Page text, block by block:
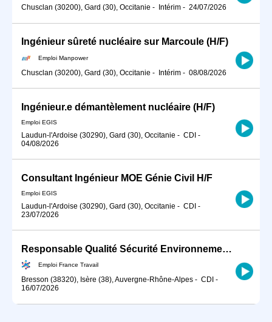
Chusclan (30200), Gard (30), Occitanie - Intérim - 24/07/2026
Ingénieur sûreté nucléaire sur Marcoule (H/F)
Emploi Manpower
Chusclan (30200), Gard (30), Occitanie - Intérim - 08/08/2026
Ingénieur.e démantèlement nucléaire (H/F)
Emploi EGIS
Laudun-l'Ardoise (30290), Gard (30), Occitanie - CDI -
04/08/2026
Consultant Ingénieur MOE Génie Civil H/F
Emploi EGIS
Laudun-l'Ardoise (30290), Gard (30), Occitanie - CDI -
23/07/2026
Responsable Qualité Sécurité Environnement -QSE- en industrie (H/F)
Emploi France Travail
Bresson (38320), Isère (38), Auvergne-Rhône-Alpes - CDI -
16/07/2026